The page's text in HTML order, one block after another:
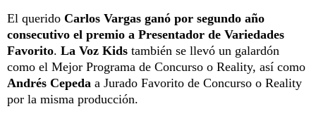
El querido Carlos Vargas ganó por segundo año
consecutivo el premio a Presentador de Variedades
Favorito. La Voz Kids también se llevó un galardón
como el Mejor Programa de Concurso o Reality, así como
Andrés Cepeda a Jurado Favorito de Concurso o Reality
por la misma producción.